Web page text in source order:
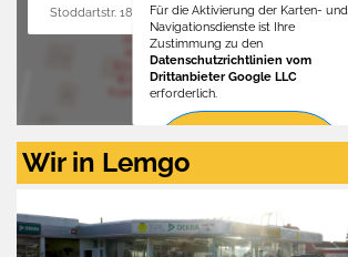
Stoddartstr. 18, 32758 DetmoldFür die Aktivierung der Karten- und
Navigationsdienste ist Ihre
Zustimmung zu den
Datenschutzrichtlinien vom
Drittanbieter Google LLC
erforderlich.
Zustimmen
aktivieren
Wir in Lemgo